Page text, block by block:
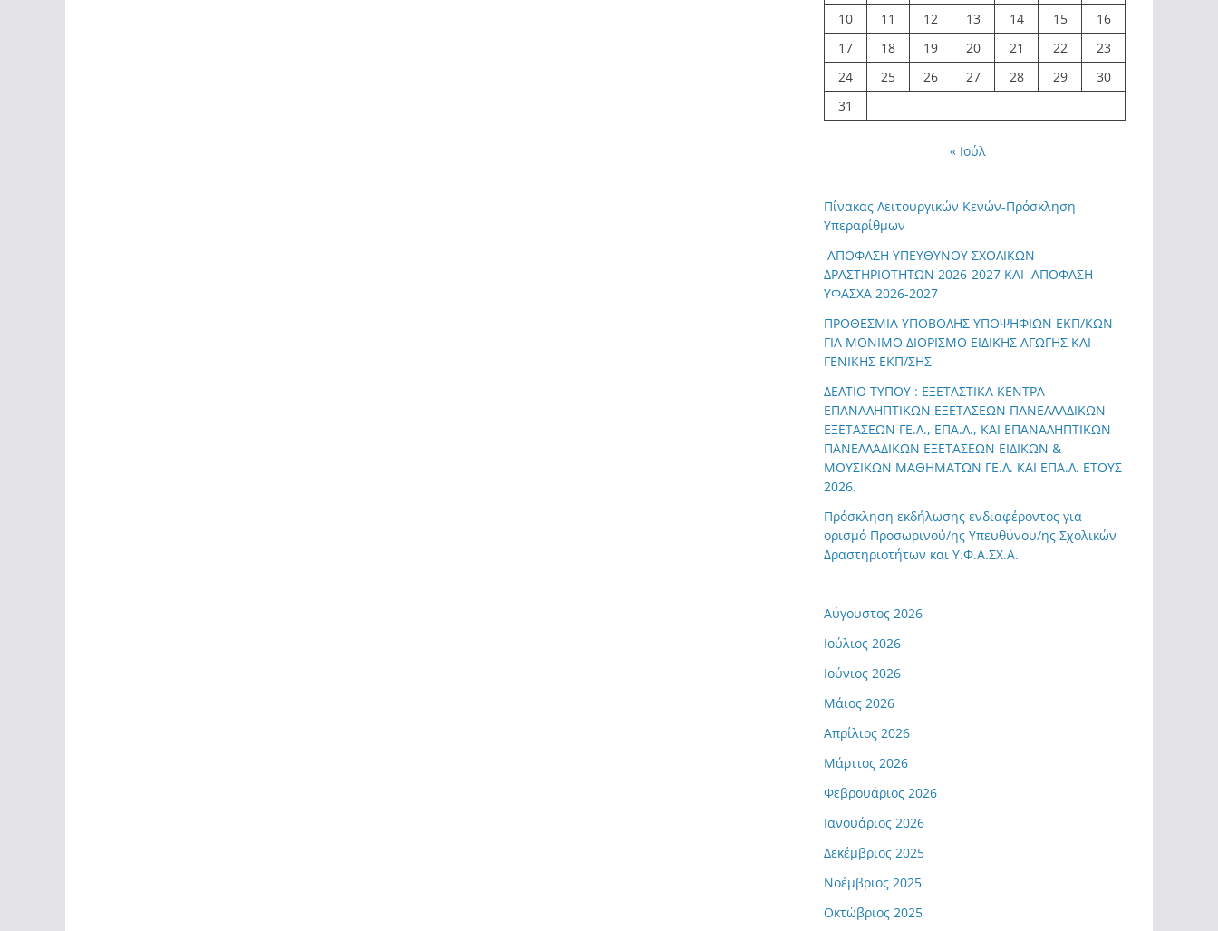
10
11 12 13 14 15
16
17
18 19 20 21 22
23
24
25 26 27 28 29
30
31
« Ιούλ
Πίνακας Λειτουργικών Κενών-Πρόσκληση
Υπεραρίθμων
ΑΠΟΦΑΣΗ ΥΠΕΥΘΥΝΟΥ ΣΧΟΛΙΚΩΝ
ΔΡΑΣΤΗΡΙΟΤΗΤΩΝ 2026-2027 ΚΑΙ ΑΠΟΦΑΣΗ
ΥΦΑΣΧΑ 2026-2027
ΠΡΟΘΕΣΜΙΑ ΥΠΟΒΟΛΗΣ ΥΠΟΨΗΦΙΩΝ ΕΚΠ/ΚΩΝ
ΓΙΑ ΜΟΝΙΜΟ ΔΙΟΡΙΣΜΟ ΕΙΔΙΚΗΣ ΑΓΩΓΗΣ ΚΑΙ
ΓΕΝΙΚΗΣ ΕΚΠ/ΣΗΣ
ΔΕΛΤΙΟ ΤΥΠΟΥ : ΕΞΕΤΑΣΤΙΚΑ ΚΕΝΤΡΑ
ΕΠΑΝΑΛΗΠΤΙΚΩΝ ΕΞΕΤΑΣΕΩΝ ΠΑΝΕΛΛΑΔΙΚΩΝ
ΕΞΕΤΑΣΕΩΝ ΓΕ.Λ., ΕΠΑ.Λ., ΚΑΙ ΕΠΑΝΑΛΗΠΤΙΚΩΝ
ΠΑΝΕΛΛΑΔΙΚΩΝ ΕΞΕΤΑΣΕΩΝ ΕΙΔΙΚΩΝ &
ΜΟΥΣΙΚΩΝ ΜΑΘΗΜΑΤΩΝ ΓΕ.Λ. ΚΑΙ ΕΠΑ.Λ. ΕΤΟΥΣ
2026.
Πρόσκληση εκδήλωσης ενδιαφέροντος για
ορισμό Προσωρινού/ης Υπευθύνου/ης Σχολικών
Δραστηριοτήτων και Υ.Φ.Α.ΣΧ.Α.
Αύγουστος 2026
Ιούλιος 2026
Ιούνιος 2026
Μάιος 2026
Απρίλιος 2026
Μάρτιος 2026
Φεβρουάριος 2026
Ιανουάριος 2026
Δεκέμβριος 2025
Νοέμβριος 2025
Οκτώβριος 2025